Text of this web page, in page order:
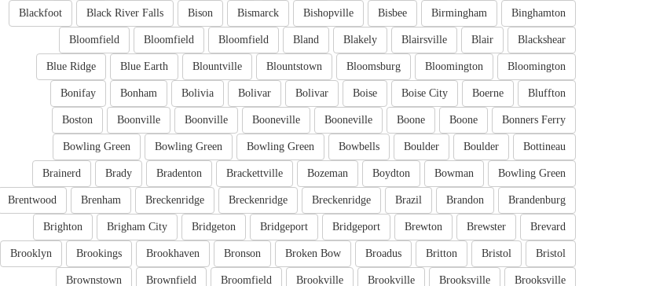
Binghamton
Birmingham
Bisbee
Bishopville
Bismarck
Bison
Black River Falls
Blackfoot
Blackshear
Blair
Blairsville
Blakely
Bland
Bloomfield
Bloomfield
Bloomfield
Bloomington
Bloomington
Bloomsburg
Blountstown
Blountville
Blue Earth
Blue Ridge
Bluffton
Boerne
Boise City
Boise
Bolivar
Bolivar
Bolivia
Bonham
Bonifay
Bonners Ferry
Boone
Boone
Booneville
Booneville
Boonville
Boonville
Boston
Bottineau
Boulder
Boulder
Bowbells
Bowling Green
Bowling Green
Bowling Green
Bowling Green
Bowman
Boydton
Bozeman
Brackettville
Bradenton
Brady
Brainerd
Brandenburg
Brandon
Brazil
Breckenridge
Breckenridge
Breckenridge
Brenham
Brentwood
Brevard
Brewster
Brewton
Bridgeport
Bridgeport
Bridgeton
Brigham City
Brighton
Bristol
Bristol
Britton
Broadus
Broken Bow
Bronson
Brookhaven
Brookings
Brooklyn
Brooksville
Brooksville
Brookville
Brookville
Broomfield
Brownfield
Brownstown